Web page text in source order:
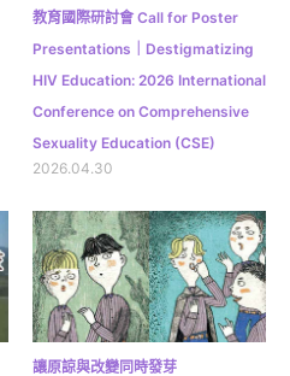
教育國際研討會 Call for Poster
Presentations｜Destigmatizing
HIV Education: 2026 International
Conference on Comprehensive
Sexuality Education (CSE)
2026.04.30
讓原諒與改變同時發芽